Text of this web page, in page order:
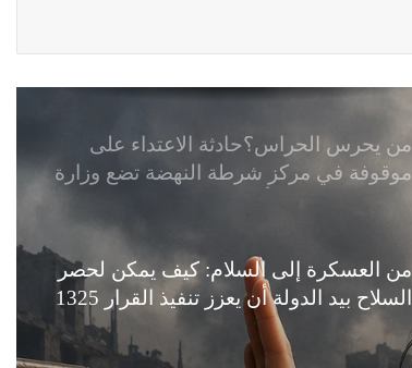
من يحرس الحراس؟حادثة الاعتداء على
موقوفة في مركز شرطة النهضة تضع وزارة
من العسكرة إلى السلام: كيف يمكن لحصر
السلاح بيد الدولة أن يعزز تنفيذ القرار 1325
في العراق؟